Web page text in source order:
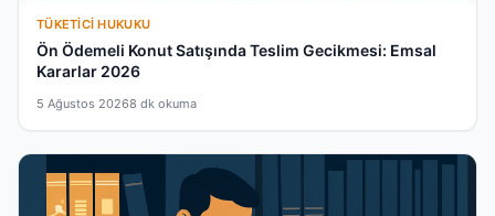
TÜKETICI HUKUKU
Ön Ödemeli Konut Satışında Teslim Gecikmesi: Emsal
Kararlar 2026
5 Ağustos 20268 dk okuma